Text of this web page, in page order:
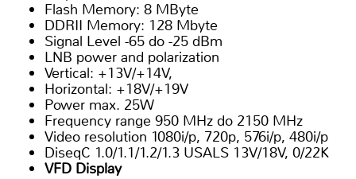
Flash Memory: 8 MByte
DDRII Memory: 128 Mbyte
Signal Level -65 do -25 dBm
LNB power and polarization
Vertical: +13V/+14V,
Horizontal: +18V/+19V
Power max. 25W
Frequency range 950 MHz do 2150 MHz
Video resolution 1080i/p, 720p, 576i/p, 480i/p
DiseqC 1.0/1.1/1.2/1.3 USALS 13V/18V, 0/22K
VFD Display